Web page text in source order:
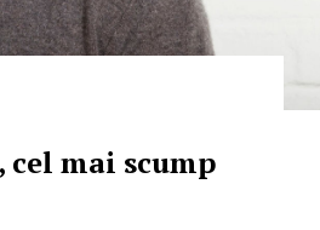
cel mai scump